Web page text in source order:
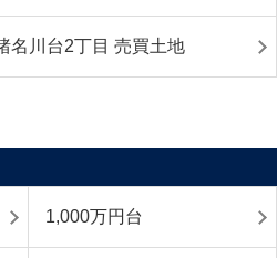
名川台2丁目 売買土地
1,000万円台